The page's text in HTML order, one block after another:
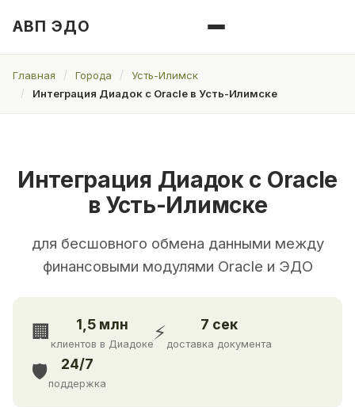
АВП ЭДО
Главная Города
Усть-Илимск
Интеграция Диадок с Oracle в Усть-Илимске
Интеграция Диадок с Oracle
в Усть-Илимске
для бесшовного обмена данными между
финансовыми модулями Oracle и ЭДО
🏢 1,5 млн
клиентов в Диадоке
⚡ 7 сек
доставка документа
🛡️ 24/7
поддержка